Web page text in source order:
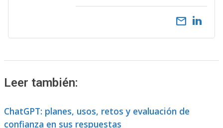
email
Leer también:
ChatGPT: planes, usos, retos y evaluación de
confianza en sus respuestas